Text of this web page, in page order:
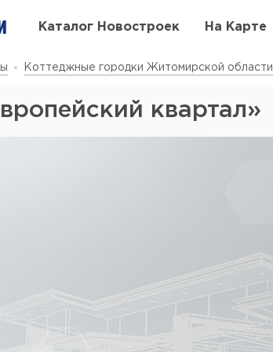
Каталог Новостроек На Карте
Коттеджные городки Житомирской области
квартал»